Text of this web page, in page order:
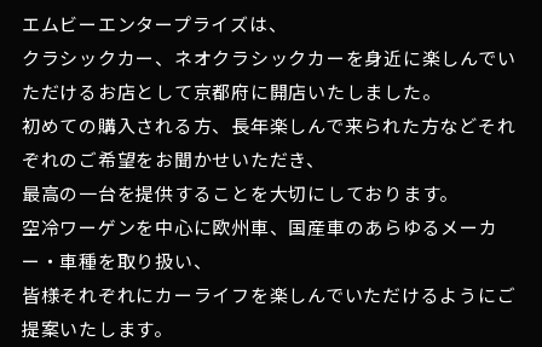
エムビーエンタープライズは、
クラシックカー、ネオクラシックカーを身近に楽しんでい
ただけるお店として京都府に開店いたしました。
初めての購入される方、長年楽しんで来られた方などそれ
ぞれのご希望をお聞かせいただき、
最高の一台を提供することを大切にしております。
空冷ワーゲンを中心に欧州車、国産車のあらゆるメーカ
ー・車種を取り扱い、
皆様それぞれにカーライフを楽しんでいただけるようにご
提案いたします。